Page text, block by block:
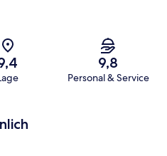
9,8
Personal & Service